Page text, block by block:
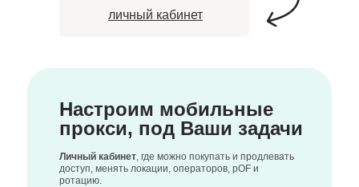
Настроим мобильные
прокси, под Ваши задачи
Личный кабинет, где можно покупать и продлевать
доступ, менять локации, операторов, pOF и
ротацию.
личный кабинет